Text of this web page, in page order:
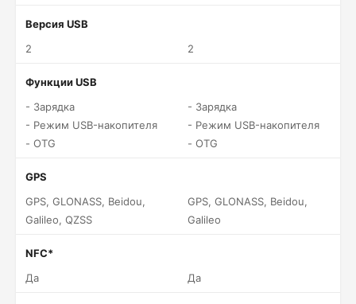
Версия USB
2
2
Функции USB
- Зарядка
- Режим USB-накопителя
- OTG
- Зарядка
- Режим USB-накопителя
- OTG
GPS
GPS, GLONASS, Beidou,
Galileo, QZSS
GPS, GLONASS, Beidou,
Galileo
NFC*
Да
Да